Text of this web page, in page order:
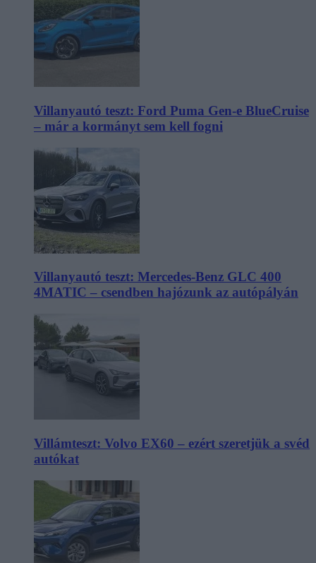
Villanyautó teszt: Ford Puma Gen-e BlueCruise
– már a kormányt sem kell fogni
Villanyautó teszt: Mercedes-Benz GLC 400
4MATIC – csendben hajózunk az autópályán
Villámteszt: Volvo EX60 – ezért szeretjük a svéd
autókat